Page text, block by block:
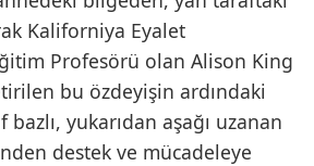
Kaliforniya Eyalet
Profesörü olan Alison King
bu özdeyişin ardındaki
bazlı, yukarıdan aşağı uzanan
destek ve mücadeleye